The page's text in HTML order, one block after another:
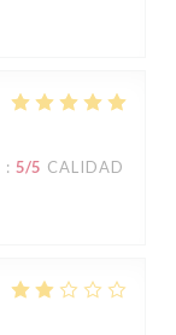
: 5/5 CALIDAD